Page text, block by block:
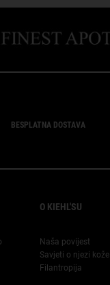
BESPLATNA DOSTAVA
O KIEHL'SU
Naša povijest
Savjeti o njezi kože
Filantropija